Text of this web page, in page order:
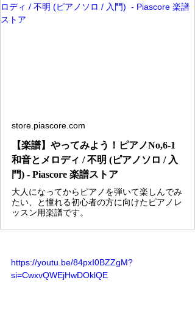
store.piascore.com
【楽譜】やってみよう！ピアノNo,6-1
和音とメロディ / 不明 (ピアノソロ / 入
門) - Piascore 楽譜ストア
大人になってからピアノを弾いて楽しんでみ
たい、と憧れる初心者の方に向けたピアノレ
ッスン用楽譜です。
https://youtu.be/84pxI0BZZgM?
si=CwxvQWEjHwDOklQE